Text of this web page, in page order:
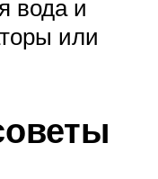
вода и
или